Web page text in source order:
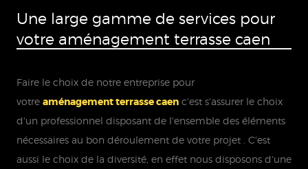
Une large gamme de services pour
votre aménagement terrasse caen
Faire le choix de notre entreprise pour
votre aménagement terrasse caenc'est s'assurer le choix
d'un professionnel disposant de l'ensemble des éléments
nécessaires au bon déroulement de votre projet . C'est
aussi le choix de la diversité, en effet nous disposons d'une